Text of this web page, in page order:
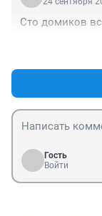
Сто домиков
Гость
Войти